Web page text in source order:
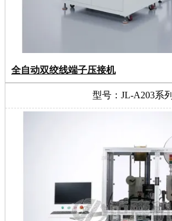
全自动双绞线端子压接机
型号：JL-A203系列